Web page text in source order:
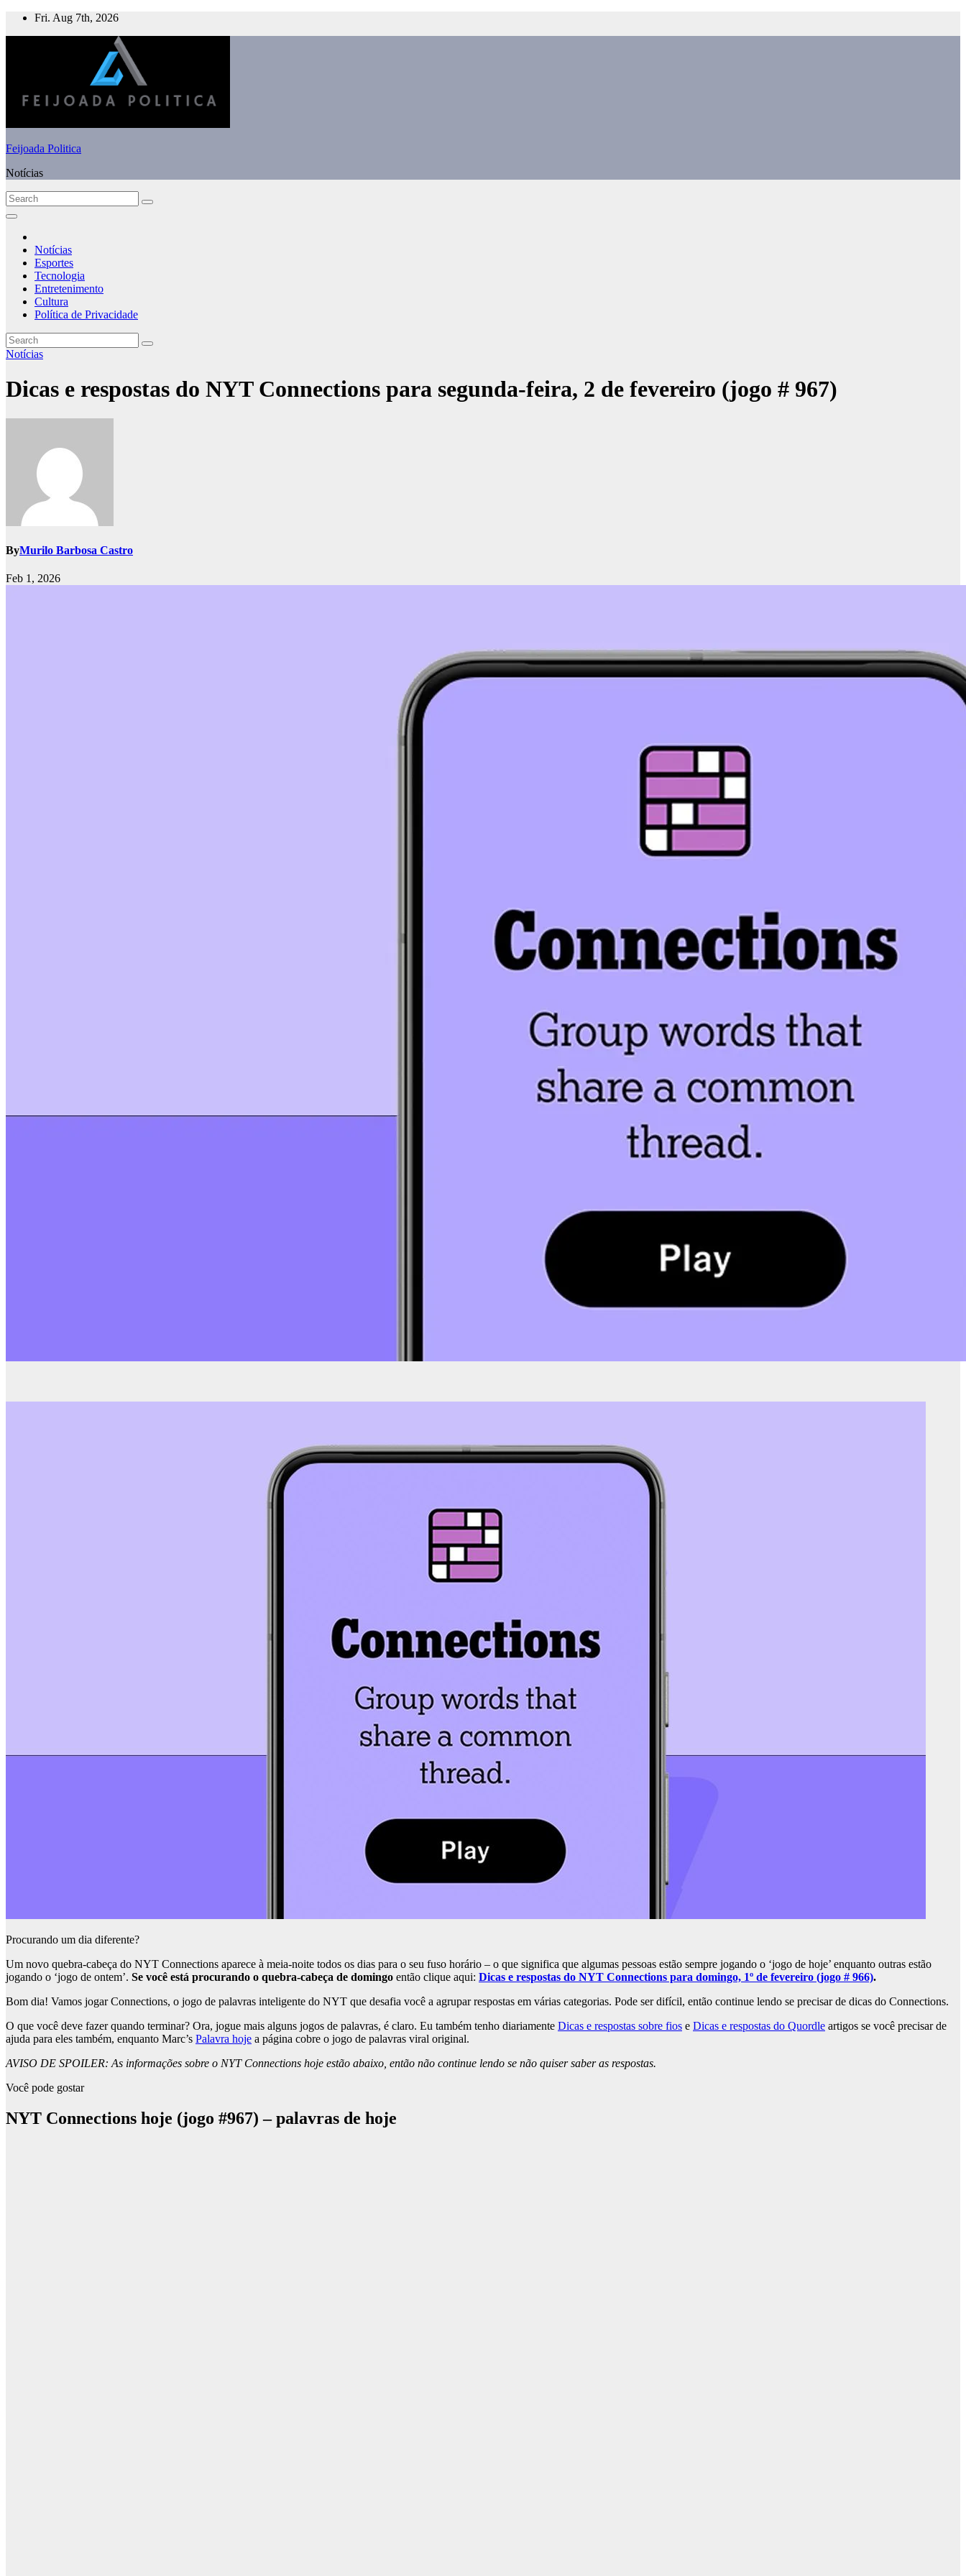
Skip
Fri. Aug 7th, 2026
Feijoada Politica
Notícias
Notícias
Esportes
Tecnologia
Entretenimento
Cultura
Política de Privacidade
Notícias
Dicas e respostas do NYT Connections para segunda-feira, 2 de fevereiro (jogo # 967)
ByMurilo Barbosa Castro
Feb 1, 2026
Procurando um dia diferente?
Um novo quebra-cabeça do NYT Connections aparece à meia-noite todos os dias para o seu fuso horário – o que significa que algumas pessoas estão sempre jogando o ‘jogo de hoje’ enquanto outras estão
jogando o ‘jogo de ontem’. Se você está procurando o quebra-cabeça de domingo então clique aqui: Dicas e respostas do NYT Connections para domingo, 1º de fevereiro (jogo # 966).
Bom dia! Vamos jogar Connections, o jogo de palavras inteligente do NYT que desafia você a agrupar respostas em várias categorias. Pode ser difícil, então continue lendo se precisar de dicas do Connections.
O que você deve fazer quando terminar? Ora, jogue mais alguns jogos de palavras, é claro. Eu também tenho diariamente Dicas e respostas sobre fios e Dicas e respostas do Quordle artigos se você precisar de
ajuda para eles também, enquanto Marc’s Palavra hoje a página cobre o jogo de palavras viral original.
AVISO DE SPOILER: As informações sobre o NYT Connections hoje estão abaixo, então não continue lendo se não quiser saber as respostas.
Você pode gostar
NYT Connections hoje (jogo #967) – palavras de hoje